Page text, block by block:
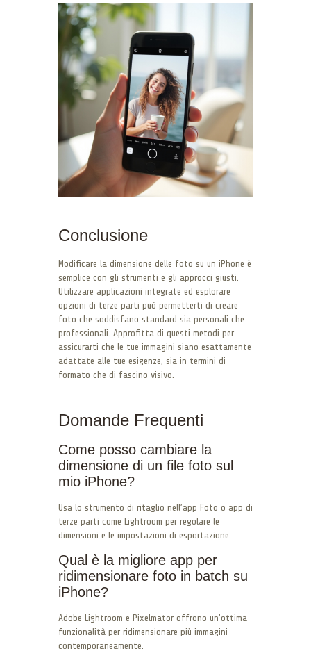
Conclusione
Modificare la dimensione delle foto su un iPhone è
semplice con gli strumenti e gli approcci giusti.
Utilizzare applicazioni integrate ed esplorare
opzioni di terze parti può permetterti di creare
foto che soddisfano standard sia personali che
professionali. Approfitta di questi metodi per
assicurarti che le tue immagini siano esattamente
adattate alle tue esigenze, sia in termini di
formato che di fascino visivo.
Domande Frequenti
Come posso cambiare la
dimensione di un file foto sul
mio iPhone?
Usa lo strumento di ritaglio nell’app Foto o app di
terze parti come Lightroom per regolare le
dimensioni e le impostazioni di esportazione.
Qual è la migliore app per
ridimensionare foto in batch su
iPhone?
Adobe Lightroom e Pixelmator offrono un’ottima
funzionalità per ridimensionare più immagini
contemporaneamente.